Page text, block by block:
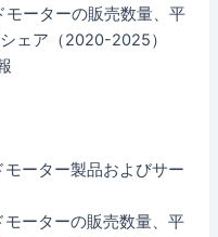
ーターの販売数量、平
ェア（2020-2025）
ーター製品およびサー
ーターの販売数量、平